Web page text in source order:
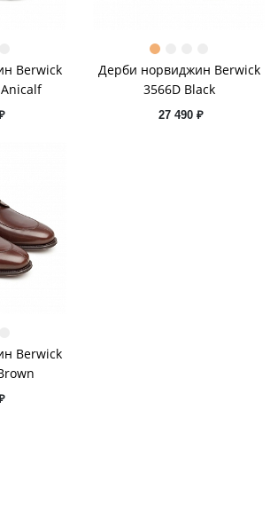
Berwick
Дерби норвиджин Berwick
3566D Black
27 490 ₽
Berwick